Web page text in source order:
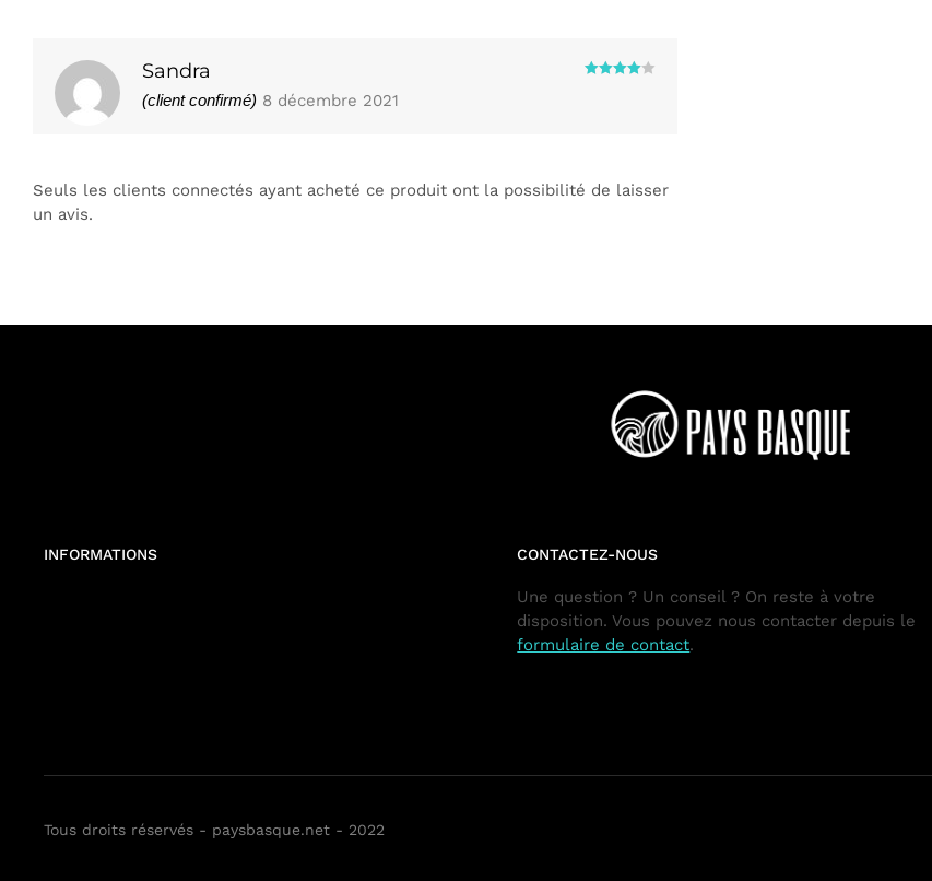
Sandra
(client confirmé) 8 décembre 2021
Seuls les clients connectés ayant acheté ce produit ont la possibilité de laisser
un avis.
INFORMATIONS CONTACTEZ-NOUS
Une question ? Un conseil ? On reste à votre
disposition. Vous pouvez nous contacter depuis le
formulaire de contact.
Tous droits réservés - paysbasque.net - 2022